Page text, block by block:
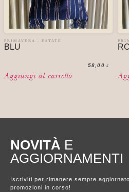
PRIMAVERA - ESTATE
BLU
58,00 €
Aggiungi al carrello
NOVITÀ E
AGGIORNAMENTI
Iscriviti per rimanere sempre
promozioni in corso!